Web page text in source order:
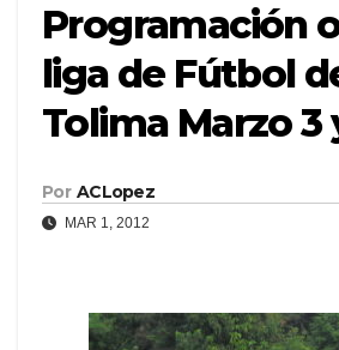
Programación
liga de Fútbol
Tolima Marzo 3
Por ACLopez
MAR 1, 2012